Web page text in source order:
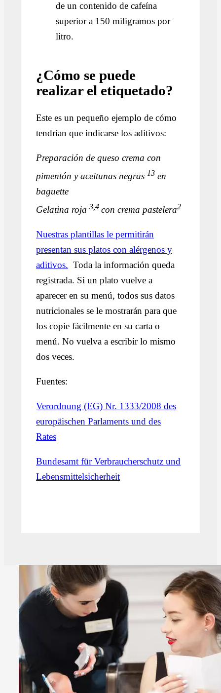
de un contenido de cafeína
superior a 150 miligramos por
litro.
¿Cómo se puede
realizar el etiquetado?
Este es un pequeño ejemplo de cómo
tendrían que indicarse los aditivos:
Preparación de queso crema con
pimentón y aceitunas negras13 en
baguette
Gelatina roja3,4 con crema pastelera2
Nuestras plantillas le permitirán
presentan sus platos con alérgenos y
aditivos. Toda la información queda
registrada. Si un plato vuelve a
aparecer en su menú, todos sus datos
nutricionales se le mostrarán para que
los copie fácilmente en su carta o
menú. No vuelva a escribir lo mismo
dos veces.
Fuentes:
Verordnung (EG) Nr. 1333/2008 des
europäischen Parlaments und des
Rates
Bundesamt für Verbraucherschutz und
Lebensmittelsicherheit